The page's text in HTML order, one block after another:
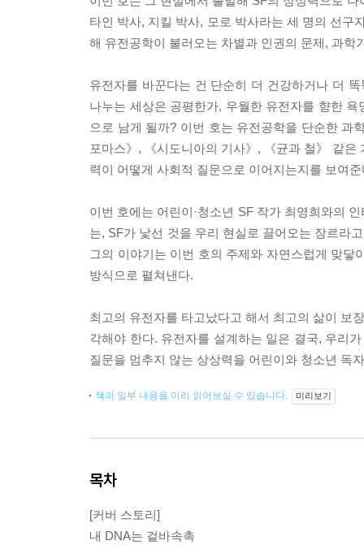
타인 박사, 지킬 박사, 모로 박사라는 세 명의 선구
해 유전공학이 불러오는 차별과 인권의 문제, 과
유전자를 바꾼다는 건 단순히 더 건강하거나 더
나누는 세상은 공평한가, 우월한 유전자를 향한
으로 남게 될까? 이번 호는 유전공학을 단순한 과
포마스》, 《시도니아의 기사》, 《균과 철》 같
력이 어떻게 사회적 질문으로 이어지는지를 보여준
이번 호에는 어린이·청소년 SF 작가 최영희와의
는, SF가 낯선 것을 우리 현실로 끌어오는 장르라
그의 이야기는 이번 호의 주제와 자연스럽게 맞
방식으로 펼쳐낸다.
최고의 유전자를 타고났다고 해서 최고의 삶이 보
각해야 한다. 유전자를 설계하는 일은 결국, 우리
질문을 멈추지 않는 상상력을 어린이와 청소년 독
책의 일부 내용을 미리 읽어보실 수 있습니다. 미리보기
목차
[커버 스토리]
내 DNA는 겉바속촉